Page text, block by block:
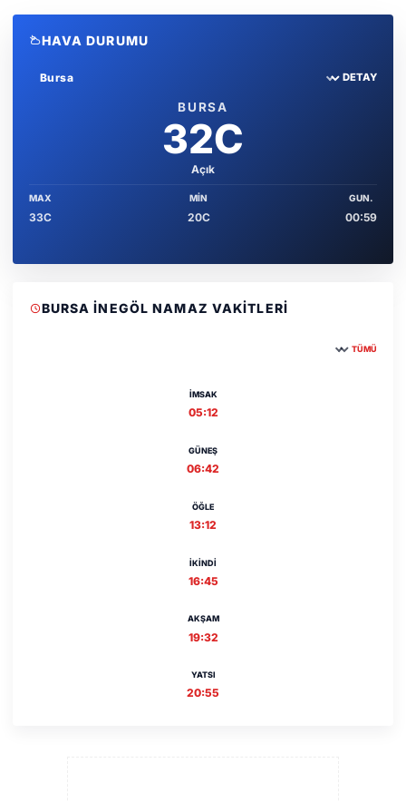
HAVA DURUMU
Sehir sec
DETAY
BURSA
32C
Açık
MAX
33C
MIN
20C
GUN.
00:59
BURSA İNEGÖL NAMAZ VAKITLERI
TÜMÜ
İMSAK
05:12
GÜNEŞ
06:42
ÖĞLE
13:12
İKINDI
16:45
AKŞAM
19:32
YATSI
20:55